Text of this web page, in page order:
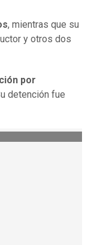
, mientras que su
y otros dos
por
detención fue